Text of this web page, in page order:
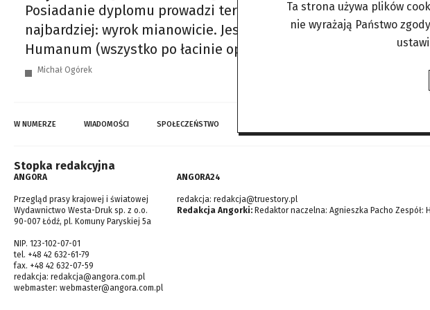
Posiadanie dyplomu prowadzi teraz do więzienia, co jest
najbardziej: wyrok mianowicie. Jeszcze nie każde, ale początek
Humanum (wszystko po łacinie oprócz Cz.), powinniśmy być
Michał Ogórek
W NUMERZE WIADOMOŚCI SPOŁECZEŃSTWO
Stopka redakcyjna
ANGORA
Przegląd prasy krajowej i światowej
Wydawnictwo Westa-Druk sp. z o.o.
90-007 Łódź, pl. Komuny Paryskiej 5a
NIP. 123-102-07-01
tel. +48 42 632-61-79
fax. +48 42 632-07-59
redakcja: redakcja@angora.com.pl
webmaster: webmaster@angora.com.pl
ANGORA24
redakcja: redakcja@truestory.pl
Redakcja Angorki: Redaktor naczelna: Agnieszka Pacho Zespół:
Ta strona używa plików
nie wyrażają Państwo